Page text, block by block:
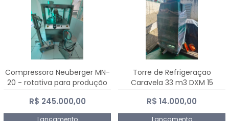
Compressora Neuberger MN-
20 - rotativa para produção
de comprimidos
R$ 245.000,00
Lançamento
Torre de Refrigeraçao
Caravela 33 m3 DXM 15
R$ 14.000,00
Lançamento